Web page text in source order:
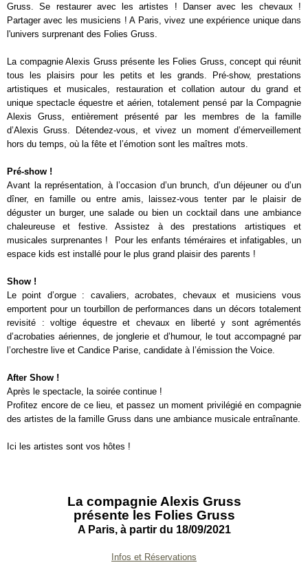
Gruss. Se restaurer avec les artistes ! Danser avec les chevaux !
Partager avec les musiciens ! A Paris, vivez une expérience unique dans
l'univers surprenant des Folies Gruss.
La compagnie Alexis Gruss présente les Folies Gruss, concept qui réunit
tous les plaisirs pour les petits et les grands. Pré-show, prestations
artistiques et musicales, restauration et collation autour du grand et
unique spectacle équestre et aérien, totalement pensé par la Compagnie
Alexis Gruss, entièrement présenté par les membres de la famille
d’Alexis Gruss. Détendez-vous, et vivez un moment d’émerveillement
hors du temps, où la fête et l’émotion sont les maîtres mots.
Pré-show !
Avant la représentation, à l’occasion d’un brunch, d’un déjeuner ou d’un
dîner, en famille ou entre amis, laissez-vous tenter par le plaisir de
déguster un burger, une salade ou bien un cocktail dans une ambiance
chaleureuse et festive. Assistez à des prestations artistiques et
musicales surprenantes ! Pour les enfants téméraires et infatigables, un
espace kids est installé pour le plus grand plaisir des parents !
Show !
Le point d’orgue : cavaliers, acrobates, chevaux et musiciens vous
emportent pour un tourbillon de performances dans un décors totalement
revisité : voltige équestre et chevaux en liberté y sont agrémentés
d’acrobaties aériennes, de jonglerie et d’humour, le tout accompagné par
l’orchestre live et Candice Parise, candidate à l’émission the Voice.
After Show !
Après le spectacle, la soirée continue !
Profitez encore de ce lieu, et passez un moment privilégié en compagnie
des artistes de la famille Gruss dans une ambiance musicale entraînante.
Ici les artistes sont vos hôtes !
La compagnie Alexis Gruss
présente les Folies Gruss
A Paris, à partir du 18/09/2021
Infos et Réservations